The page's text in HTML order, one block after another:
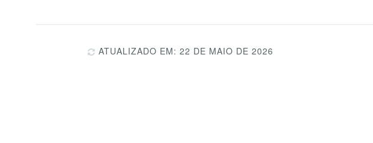
ATUALIZADO EM: 22 DE MAIO DE 2026